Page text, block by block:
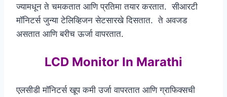
ज्यामधून ते चमकतात आणि प्रतिमा तयार करतात. सीआरटी
मॉनिटर्स जुन्या टेलिव्हिजन सेटसारखे दिसतात. ते अवजड
असतात आणि बरीच ऊर्जा वापरतात.
LCD Monitor In Marathi
एलसीडी मॉनिटर्स खूप कमी उर्जा वापरतात आणि ग्राफिक्सची